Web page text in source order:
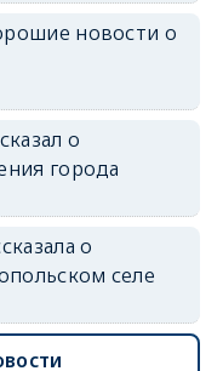
новости о
о
города
о
селе